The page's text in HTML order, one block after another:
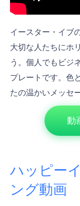
イースター・イブ
大切な人たちにホ
う。個人でもビジ
プレートです。色
たの温かいメッセ
動
ハッピー
ング動画